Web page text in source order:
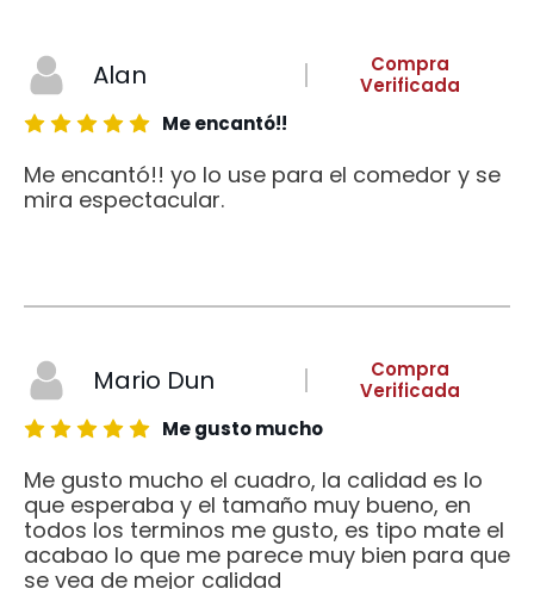
Alan
Compra
Verificada
Me encantó!!
Me encantó!! yo lo use para el comedor y se
mira espectacular.
Mario Dun
Compra
Verificada
Me gusto mucho
Me gusto mucho el cuadro, la calidad es lo
que esperaba y el tamaño muy bueno, en
todos los terminos me gusto, es tipo mate el
acabao lo que me parece muy bien para que
se vea de mejor calidad